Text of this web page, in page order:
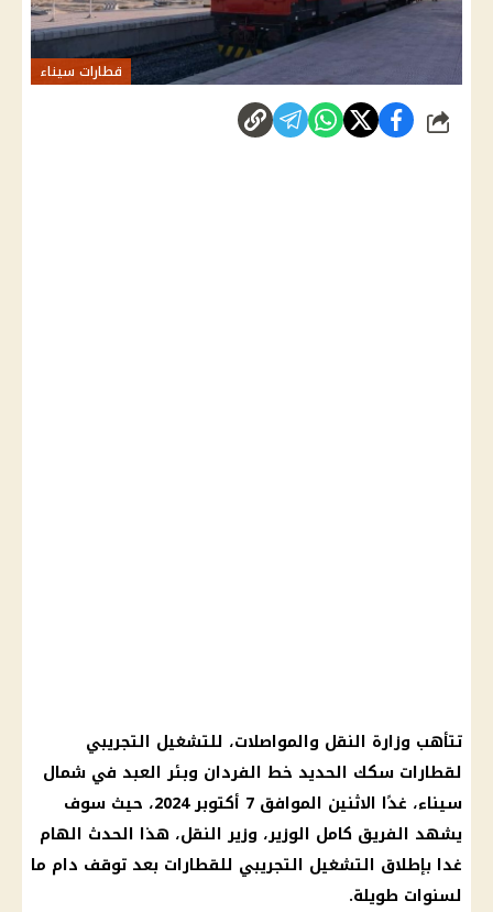
قطارات سيناء
شارك
تتأهب وزارة النقل والمواصلات، للتشغيل التجريبي
لقطارات سكك الحديد خط الفردان وبئر العبد في شمال
سيناء، غدًا الاثنين الموافق 7 أكتوبر 2024، حيث سوف
يشهد الفريق كامل الوزير، وزير النقل، هذا الحدث الهام
غدا بإطلاق التشغيل التجريبي للقطارات بعد توقف دام ما
لسنوات طويلة.